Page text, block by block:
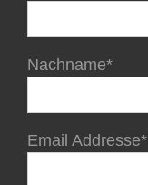
Nachname*
Email Addresse*